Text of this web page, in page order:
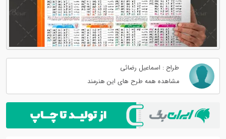
طراح : اسماعیل رضائی
مشاهده همه طرح های این هنرمند